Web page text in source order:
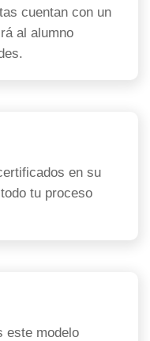
cuentan con un
al alumno
en su
tu proceso
este modelo